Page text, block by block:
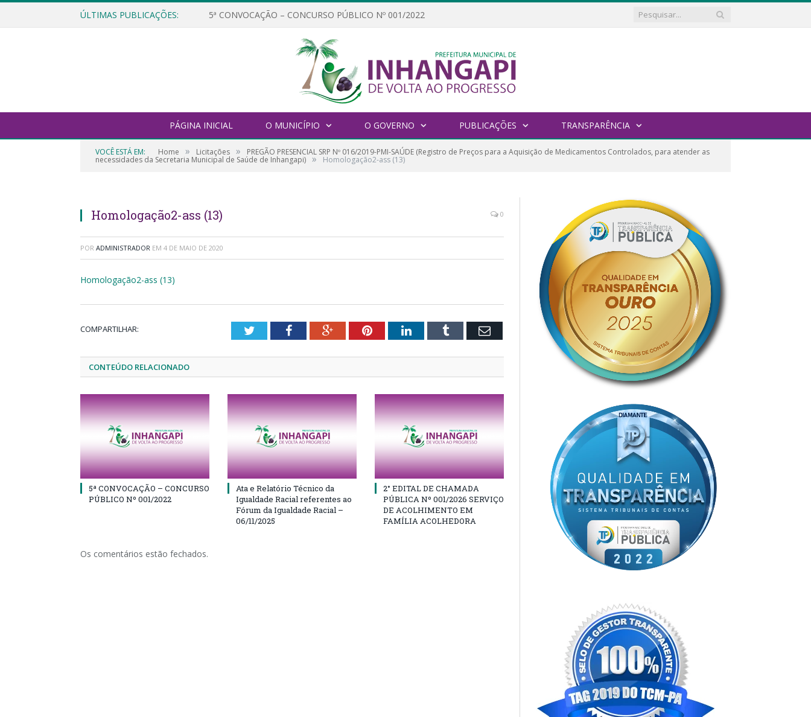
ÚLTIMAS PUBLICAÇÕES: 5ª CONVOCAÇÃO – CONCURSO PÚBLICO Nº 001/2022
PÁGINA INICIAL O MUNICÍPIO O GOVERNO PUBLICAÇÕES TRANSPARÊNCIA
VOCÊ ESTÁ EM: Home » Licitações » PREGÃO PRESENCIAL SRP Nº 016/2019-PMI-SAÚDE (Registro de Preços para a Aquisição de Medicamentos Controlados, para atender as
necessidades da Secretaria Municipal de Saúde de Inhangapi) » Homologação2-ass (13)
Homologação2-ass (13) 0
POR ADMINISTRADOR EM 4 DE MAIO DE 2020
Homologação2-ass (13)
COMPARTILHAR: TwitterFacebookGoogle+PinterestLinkedInTumblr Email
CONTEÚDO RELACIONADO
5ª CONVOCAÇÃO – CONCURSO
PÚBLICO Nº 001/2022
Ata e Relatório Técnico da
Igualdade Racial referentes ao
Fórum da Igualdade Racial –
06/11/2025
2° EDITAL DE CHAMADA
PÚBLICA Nº 001/2026 SERVIÇO
DE ACOLHIMENTO EM
FAMÍLIA ACOLHEDORA
Os comentários estão fechados.